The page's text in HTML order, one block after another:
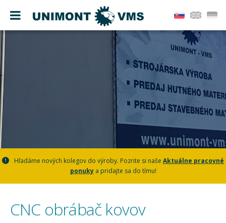
Hľadáme nových kolegov do výroby. Pozrite si naše Aktuálne pracovné
ponukya pridajte sa do tímu!
CNC obrábač kovov